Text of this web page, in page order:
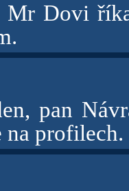
Mr Dovi
pan
na profilech.